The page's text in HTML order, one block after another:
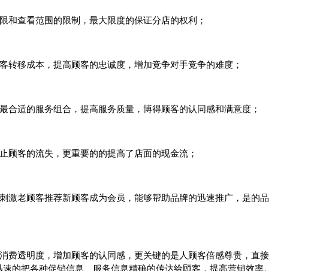
和查看范围的限制，最大限度的保证分店的权利；
转移成本，提高顾客的忠诚度，增加竞争对手竞争的难度；
合适的服务组合，提高服务质量，博得顾客的认同感和满意度；
顾客的流失，更重要的的提高了店面的现金流；
激老顾客推荐新顾客成为会员，能够帮助品牌的迅速推广，是的品
费透明度，增加顾客的认同感，更关键的是人顾客倍感尊贵，直接
的把各种促销信息、服务信息精确的传达给顾客，提高营销效率。